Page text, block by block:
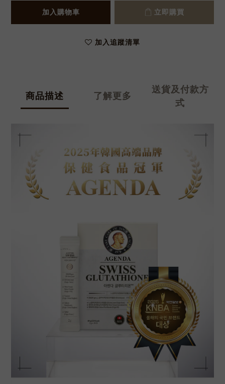
加入購物車 立即購買
加入追蹤清單
商品描述 了解更多
送貨及付款方
式